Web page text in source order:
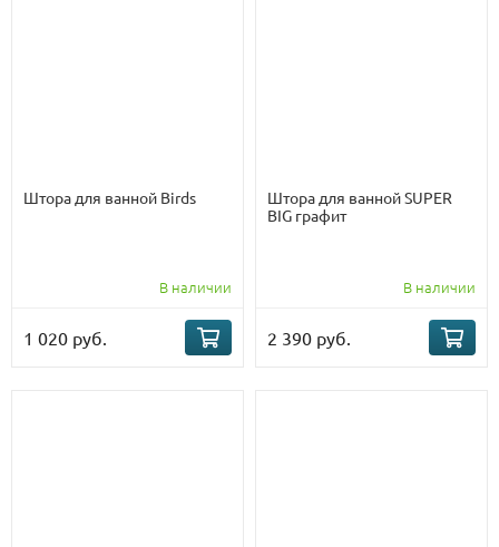
Штора для ванной Birds
В наличии
1 020 руб.
Штора для ванной SUPER
BIG графит
В наличии
2 390 руб.